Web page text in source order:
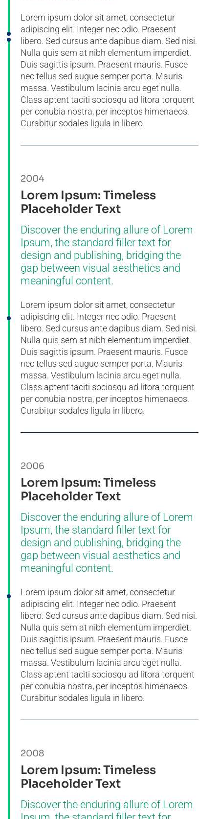
Lorem ipsum dolor sit amet, consectetur
adipiscing elit. Integer nec odio. Praesent
libero. Sed cursus ante dapibus diam. Sed nisi.
Nulla quis sem at nibh elementum imperdiet.
Duis sagittis ipsum. Praesent mauris. Fusce
nec tellus sed augue semper porta. Mauris
massa. Vestibulum lacinia arcu eget nulla.
Class aptent taciti sociosqu ad litora torquent
per conubia nostra, per inceptos himenaeos.
Curabitur sodales ligula in libero.
2004
Lorem Ipsum: Timeless
Placeholder Text
Discover the enduring allure of Lorem
Ipsum, the standard filler text for
design and publishing, bridging the
gap between visual aesthetics and
meaningful content.
Lorem ipsum dolor sit amet, consectetur
adipiscing elit. Integer nec odio. Praesent
libero. Sed cursus ante dapibus diam. Sed nisi.
Nulla quis sem at nibh elementum imperdiet.
Duis sagittis ipsum. Praesent mauris. Fusce
nec tellus sed augue semper porta. Mauris
massa. Vestibulum lacinia arcu eget nulla.
Class aptent taciti sociosqu ad litora torquent
per conubia nostra, per inceptos himenaeos.
Curabitur sodales ligula in libero.
2006
Lorem Ipsum: Timeless
Placeholder Text
Discover the enduring allure of Lorem
Ipsum, the standard filler text for
design and publishing, bridging the
gap between visual aesthetics and
meaningful content.
Lorem ipsum dolor sit amet, consectetur
adipiscing elit. Integer nec odio. Praesent
libero. Sed cursus ante dapibus diam. Sed nisi.
Nulla quis sem at nibh elementum imperdiet.
Duis sagittis ipsum. Praesent mauris. Fusce
nec tellus sed augue semper porta. Mauris
massa. Vestibulum lacinia arcu eget nulla.
Class aptent taciti sociosqu ad litora torquent
per conubia nostra, per inceptos himenaeos.
Curabitur sodales ligula in libero.
2008
Lorem Ipsum: Timeless
Placeholder Text
Discover the enduring allure of Lorem